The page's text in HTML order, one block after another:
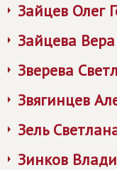
Зайцев Олег
Зайцева
Зверева
Звягинцев
Зель
Зинков